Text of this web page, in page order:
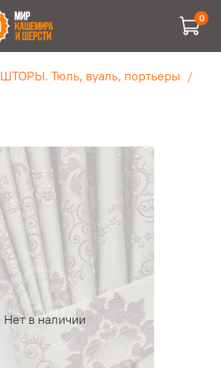
0
Тюль, вуаль, портьеры
Нет в наличии